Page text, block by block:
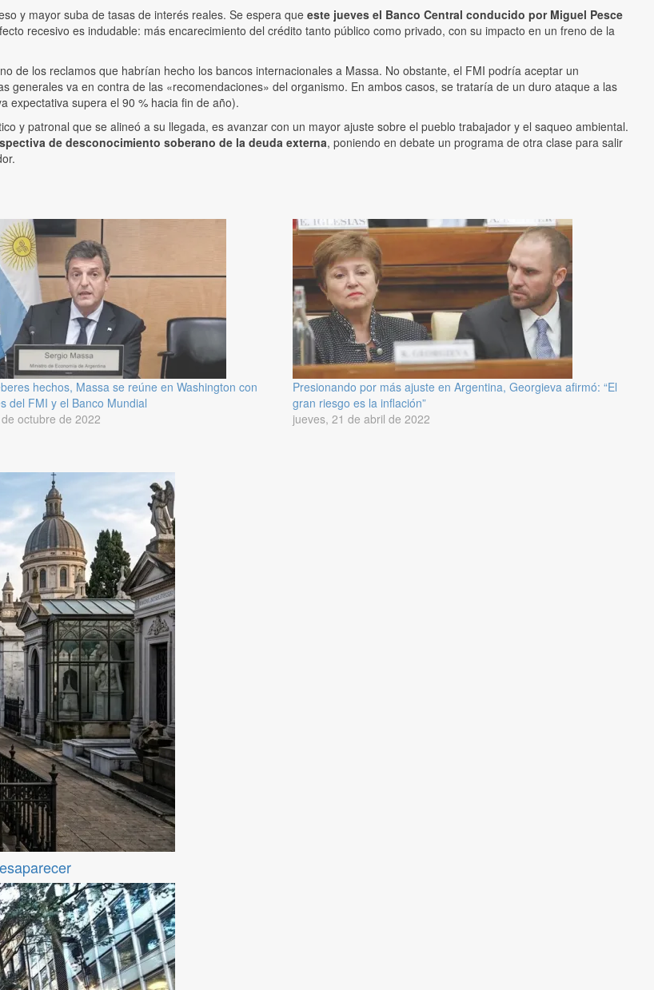
y mayor suba de tasas de interés reales. Se espera que este jueves el Banco Central conducido por Miguel Pesce
recesivo es indudable: más encarecimiento del crédito tanto público como privado, con su impacto en un freno de la
de los reclamos que habrían hecho los bancos internacionales a Massa. No obstante, el FMI podría aceptar un
va en contra de las «recomendaciones» del organismo. En ambos casos, se trataría de un duro ataque a las
expectativa supera el 90 % hacia fin de año).
y patronal que se alineó a su llegada, es avanzar con un mayor ajuste sobre el pueblo trabajador y el saqueo ambiental.
de desconocimiento soberano de la deuda externa, poniendo en debate un programa de otra clase para salir
hechos, Massa se reúne en Washington con
del FMI y el Banco Mundial
octubre de 2022
Presionando por más ajuste en Argentina, Georgieva afirmó: “El
gran riesgo es la inflación”
jueves, 21 de abril de 2022